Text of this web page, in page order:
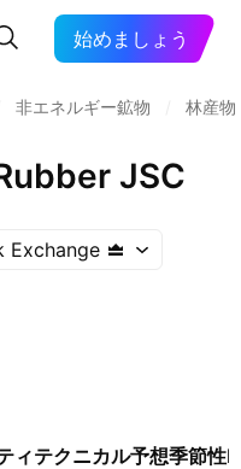
始めましょう
非エネルギー鉱物 林産物
JSC
Exchange
ィテクニカル予想季節性